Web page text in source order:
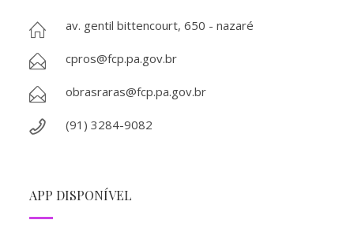
av. gentil bittencourt, 650 - nazaré
cpros@fcp.pa.gov.br
obrasraras@fcp.pa.gov.br
(91) 3284-9082
APP DISPONÍVEL